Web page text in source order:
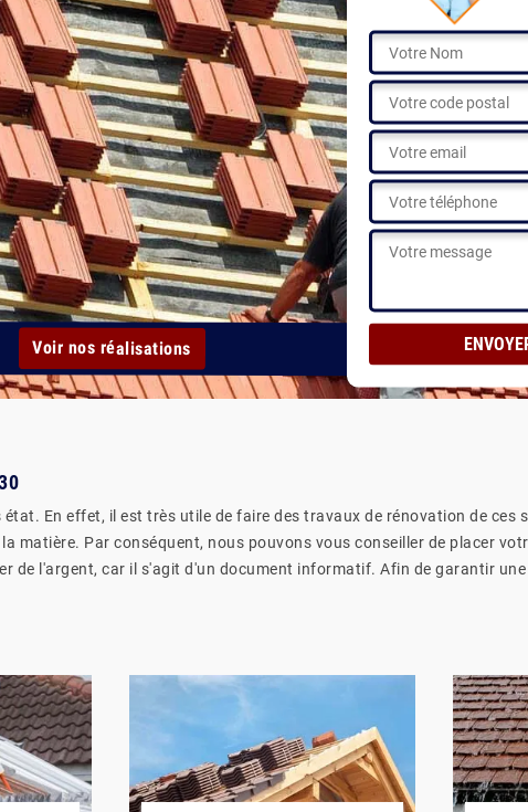
Voir nos réalisations
En effet, il est très utile de faire des travaux de rénovation de ces
matière. Par conséquent, nous pouvons vous conseiller de placer
de l'argent, car il s'agit d'un document informatif. Afin de garantir